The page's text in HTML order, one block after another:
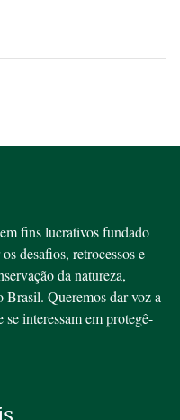
fins lucrativos fundado
desafios, retrocessos e
da natureza,
Queremos dar voz a
se interessam em protegê-